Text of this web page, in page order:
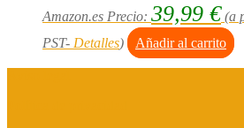
Amazon.es Precio: 39,99 € (a
PST- Detalles) Añadir al carrito